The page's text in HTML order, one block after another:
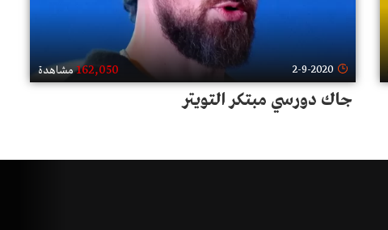
2-9-2020
162,050مشاهدة
جاك دورسي مبتكر التويتر